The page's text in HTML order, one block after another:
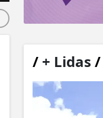
/+ Lidas /